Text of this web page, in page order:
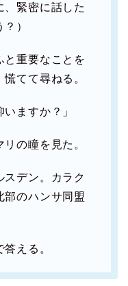
、緊密に話した
）
と重要なことを
てて尋ねる。
ますか？」
の瞳を見た。
スデン。カラク
部のハンサ同盟
える。